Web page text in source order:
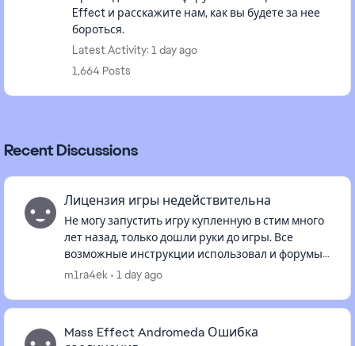
Effect и расскажите нам, как вы будете за нее
бороться.
Latest Activity: 1 day ago
1,664 Posts
Recent Discussions
Лицензия игры недействительна
Не могу запустить игру купленную в стим много
лет назад, только дошли руки до игры. Все
возможные инструкции использовал и форумы
читал, все бесполезно, не могу связаться со
m1ra4ek 1 day ago
Mass Effect Andromeda Ошибка